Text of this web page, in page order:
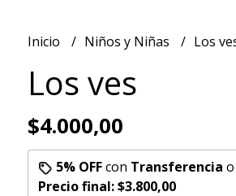
Inicio Niños y Niñas Los
Los ves
$4.000,00
5% OFFcon Transferencia o
Precio final:$3.800,00